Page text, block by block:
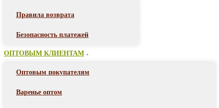
Правила возврата
Безопасность платежей
ОПТОВЫМ КЛИЕНТАМ
Оптовым покупателям
Варенье оптом